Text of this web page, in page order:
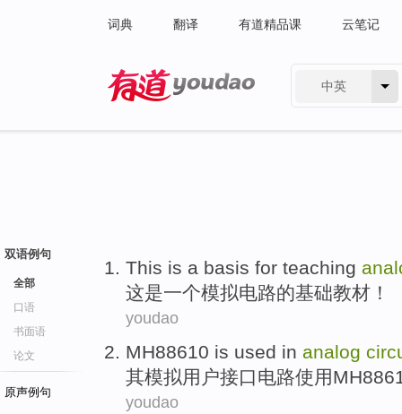
词典 翻译 有道精品课 云笔记
中英
双语例句
全部
口语
书面语
论文
原声例句
This is a basis for teaching
这是一个模拟电路的基础教材 ！
youdao
MH88610 is used in analog
其模拟用户接口电路使用
youdao